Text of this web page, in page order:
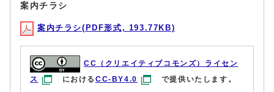
案内チラシ
案内チラシ(PDF形式, 193.77KB)
CC（クリエイティブコモンズ）ライセン
ス
におけるCC-BY4.0 で提供いたします。